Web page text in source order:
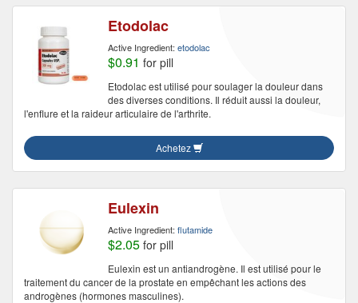
Etodolac
Active Ingredient: etodolac
$0.91 for pill
Etodolac est utilisé pour soulager la douleur dans
des diverses conditions. Il réduit aussi la douleur,
l'enflure et la raideur articulaire de l'arthrite.
Achetez
Eulexin
Active Ingredient: flutamide
$2.05 for pill
Eulexin est un antiandrogène. Il est utilisé pour le
traitement du cancer de la prostate en empêchant les actions des
androgènes (hormones masculines).